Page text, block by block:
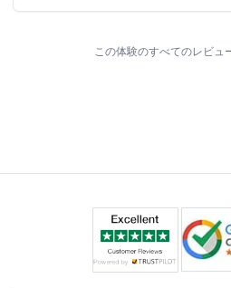
この体験のすべてのレビュ